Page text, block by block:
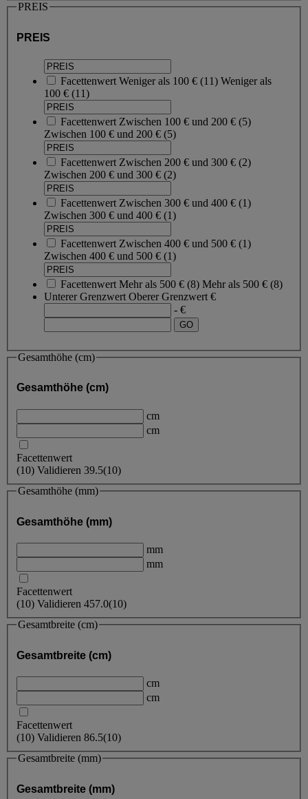
PREIS
PREIS
Facettenwert Weniger als 100 € (11) Weniger als
100 € (11)
Facettenwert Zwischen 100 € und 200 € (5)
Zwischen 100 € und 200 € (5)
Facettenwert Zwischen 200 € und 300 € (2)
Zwischen 200 € und 300 € (2)
Facettenwert Zwischen 300 € und 400 € (1)
Zwischen 300 € und 400 € (1)
Facettenwert Zwischen 400 € und 500 € (1)
Zwischen 400 € und 500 € (1)
Facettenwert Mehr als 500 € (8) Mehr als 500 € (8)
Unterer Grenzwert Oberer Grenzwert €
- €
Gesamthöhe (cm)
Gesamthöhe (cm)
cm
cm
Facettenwert
(10) Validieren 39.5(10)
Gesamthöhe (mm)
Gesamthöhe (mm)
mm
mm
Facettenwert
(10) Validieren 457.0(10)
Gesamtbreite (cm)
Gesamtbreite (cm)
cm
cm
Facettenwert
(10) Validieren 86.5(10)
Gesamtbreite (mm)
Gesamtbreite (mm)